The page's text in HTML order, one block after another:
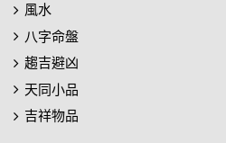
風水
八字命盤
趨吉避凶
天同小品
吉祥物品